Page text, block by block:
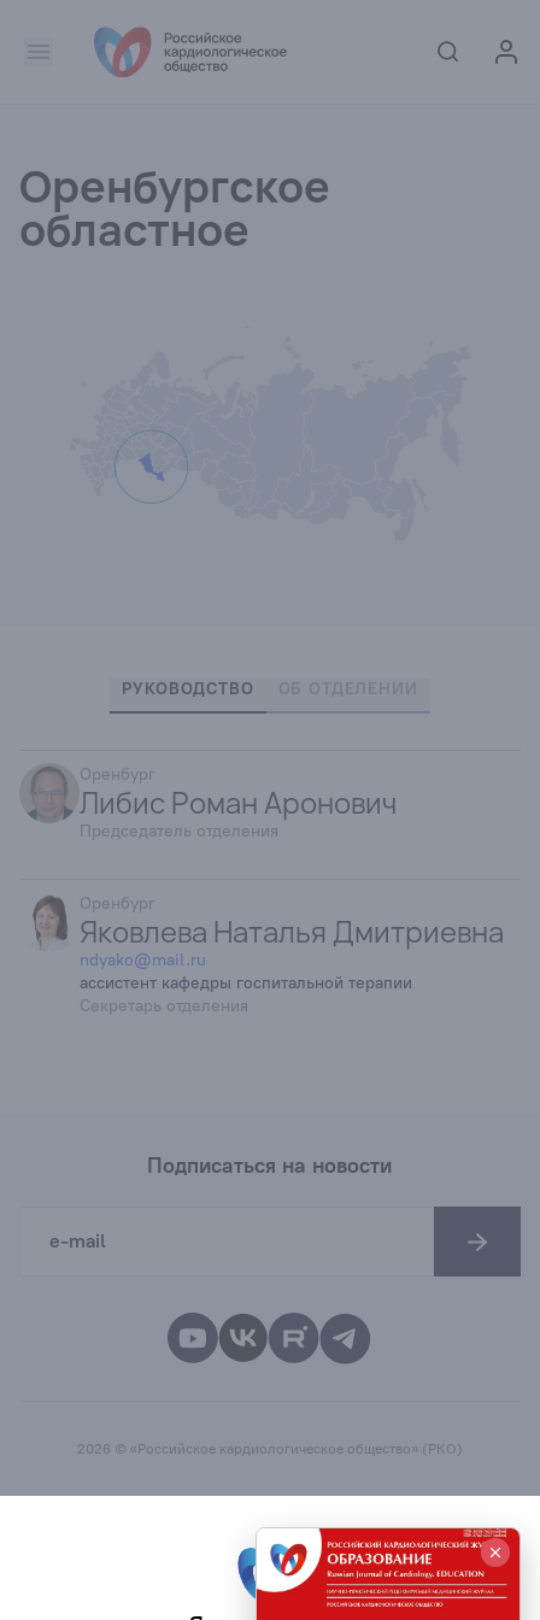
Оренбургское
областное
РУКОВОДСТВО ОБ ОТДЕЛЕНИИ
Оренбург
Либис Роман Аронович
Председатель отделения
Оренбург
Яковлева Наталья Дмитриевна
ndyako@mail.ru
ассистент кафедры госпитальной терапии
Секретарь отделения
Подписаться на новости
2026 © «Российское кардиологическое общество» (РКО)